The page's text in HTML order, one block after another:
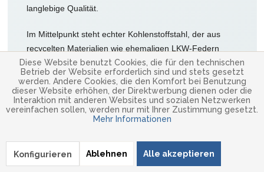
langlebige Qualität.
Im Mittelpunkt steht echter Kohlenstoffstahl, der aus
recycelten Materialien wie ehemaligen LKW-Federn
geschmiedet wird. Dadurch besitzen Black Chili
Kochmesser eine außergewöhnlich feine Schneide,
lassen sich leicht nachschärfen und entwickeln mit der
Zeit ihre individuelle Patina – ein typisches Merkmal
hochwertiger Carbonstahlmesser.
Handgeschmiedeter Carbonstahl
Diese Website benutzt Cookies, die für den technischen
Betrieb der Website erforderlich sind und stets gesetzt
werden. Andere Cookies, die den Komfort bei Benutzung
dieser Website erhöhen, der Direktwerbung dienen oder die
Interaktion mit anderen Websites und sozialen Netzwerken
vereinfachen sollen, werden nur mit Ihrer Zustimmung gesetzt.
Mehr Informationen
Ablehnen Alle akzeptieren
Konfigurieren